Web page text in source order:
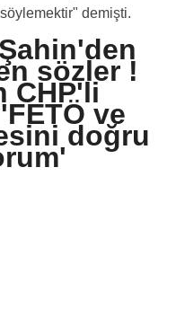
demişti.
sözler !
CHP'li
ve
doğru